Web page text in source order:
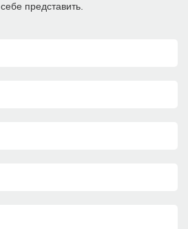
представить.